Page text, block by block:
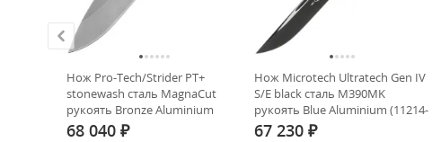
Нож Pro-Tech/Strider PT+
stonewash сталь MagnaCut
рукоять Bronze Aluminium
(PT234)
68 040 ₽
Нож Microtech Ultratech Gen IV
S/E black сталь M390MK
рукоять Blue Aluminium (11214-
1BL)
67 230 ₽